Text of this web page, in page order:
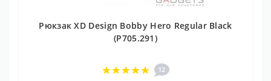
Рюкзак XD Design Bobby Hero Regular Black
(P705.291)
12